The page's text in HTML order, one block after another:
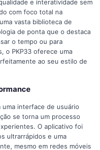
e interatividade sem
com foco total na
vasta biblioteca de
de ponta que o destaca
o tempo ou para
o PKP33 oferece uma
ao seu estilo de
uma interface de usuário
se torna um processo
O aplicativo foi
ultrarrápidos e uma
mesmo em redes móveis